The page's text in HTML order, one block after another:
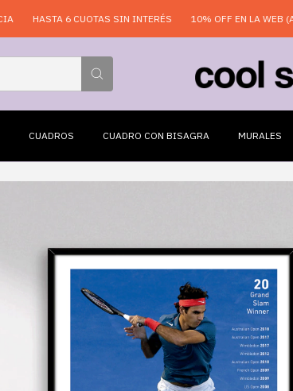
HASTA 6 CUOTAS SIN INTERÉS 10% OFF EN LA WEB
CUADROS CUADRO CON BISAGRA MURALES